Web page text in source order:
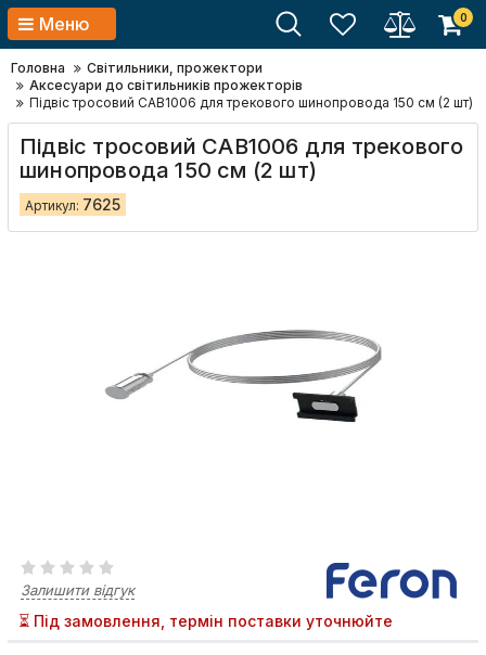
Меню 0
Головна
Світильники, прожектори
Аксесуари до світильників прожекторів
Підвіс тросовий CAB1006 для трекового шинопровода 150 см (2 шт)
Підвіс тросовий CAB1006 для трекового
шинопровода 150 см (2 шт)
Артикул: 7625
Залишити відгук
⏳ Під замовлення, термін поставки уточнюйте